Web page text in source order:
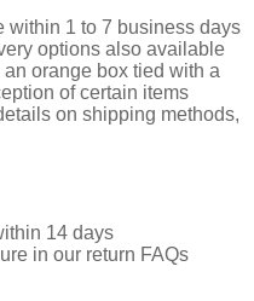
within 1 to 7 business days
options also available
orange box tied with a
of certain items
on shipping methods,
14 days
in our return FAQs